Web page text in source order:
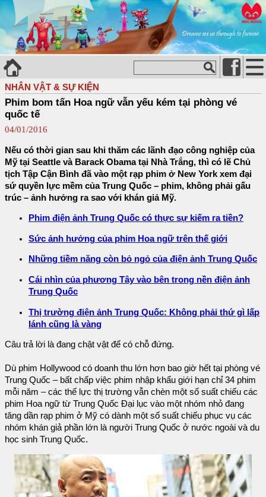
NHÂN VẬT & SỰ KIỆN
Phim bom tấn Hoa ngữ vẫn yếu kém tại phòng vé
quốc tế
04/01/2016
Nếu có thời gian sau khi thăm các lãnh đạo công nghiệp của
Mỹ tại Seattle và Barack Obama tại Nhà Trắng, thì có lẽ Chủ
tịch Tập Cận Bình đã vào một rạp phim ở New York xem đại
sứ quyền lực mềm của Trung Quốc – phim, không phải gấu
trúc – ảnh hưởng ra sao với khán giả Mỹ.
Phim điện ảnh Trung Quốc có thực sự kiếm ra tiền?
Sức ảnh hưởng của phim Hoa ngữ trên thế giới
Những tiềm năng còn bỏ ngỏ của điện ảnh Trung Quốc
Cái nhìn của phương Tây vào bên trong nền điện ảnh
Trung Quốc
Thị trường điện ảnh Trung Quốc: Không phải thứ gì lấp
lánh cũng là vàng
Câu trả lời là đang chật vật để có chỗ đứng.
Dù phim Hollywood có doanh thu lớn hơn bao giờ hết tại phòng vé
Trung Quốc – bất chấp việc phim nhập khẩu giới hạn chỉ 34 phim
mỗi năm – các thế lực thị trường vẫn chèn một số suất chiếu các
phim Hoa ngữ từ Trung Quốc Đại lục vào một nhóm nhỏ đang
tăng dần rạp phim ở Mỹ có dành một số suất chiếu phục vụ các
nhóm khán giả phần lớn là người Trung Quốc ở nước ngoài và du
học sinh Trung Quốc.